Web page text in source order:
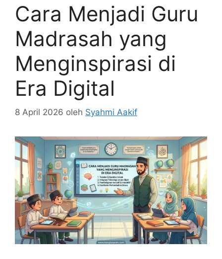
Cara Menjadi Guru
Madrasah yang
Menginspirasi di
Era Digital
8 April 2026 oleh Syahmi Aakif